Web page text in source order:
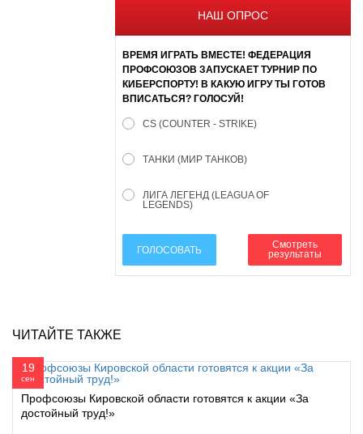
НАШ ОПРОС
ВРЕМЯ ИГРАТЬ ВМЕСТЕ! ФЕДЕРАЦИЯ
ПРОФСОЮЗОВ ЗАПУСКАЕТ ТУРНИР ПО
КИБЕРСПОРТУ! В КАКУЮ ИГРУ ТЫ ГОТОВ
ВПИСАТЬСЯ? ГОЛОСУЙ!
CS (COUNTER - STRIKE)
ТАНКИ (МИР ТАНКОВ)
ЛИГА ЛЕГЕНД (LEAGUA OF
LEGENDS)
ГОЛОСОВАТЬ
Смотреть
результаты
ЧИТАЙТЕ ТАКЖЕ
19
сен
Профсоюзы Кировской области готовятся к акции «За
достойный труд!»